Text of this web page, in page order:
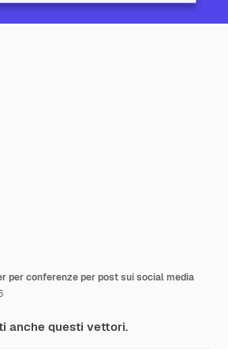
per conferenze per post sui social media
anche questi vettori.